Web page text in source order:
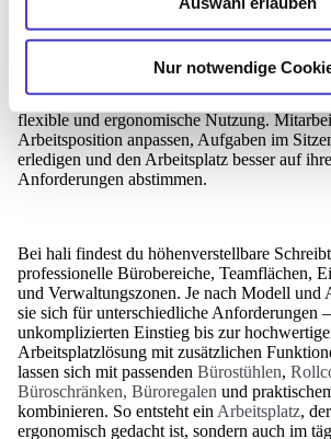
Nur notwendige
zwischen Sitzen und Stehen und bringen
Bewegung in den Arbeitsalltag. Gerade in
denen viele Stunden am Arbeitsplatz
unterstützt ein elektrisch höhenverstellbarer
flexible und ergonomische Nutzung.
Arbeitsposition anpassen, Aufgaben im
erledigen und den Arbeitsplatz besser auf
Anforderungen abstimmen.
Bei hali findest du höhenverstellbare
professionelle Bürobereiche, Teamflächen,
und Verwaltungszonen. Je nach Modell und
sie sich für unterschiedliche Anforderungen
unkomplizierten Einstieg bis zur
Arbeitsplatzlösung mit zusätzlichen
lassen sich mit passenden Bürostühlen,
Büroschränken, Büroregalen und
kombinieren. So entsteht ein Arbeitsplatz,
ergonomisch gedacht ist, sondern auch im